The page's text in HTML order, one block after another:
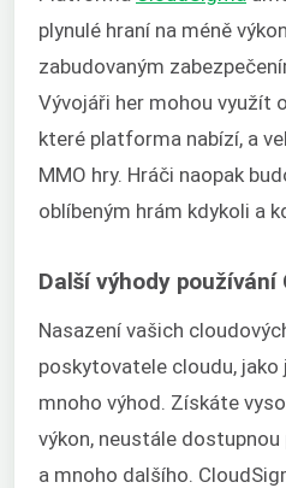
plynulé hraní na méně
zabudovaným
Vývojáři her mohou využít
které platforma nabízí, a
MMO hry. Hráči naopak
oblíbeným hrám kdykoli a
Další výhody používání
Nasazení vašich
poskytovatele cloudu, jako
mnoho výhod. Získáte
výkon, neustále
a mnoho dalšího.